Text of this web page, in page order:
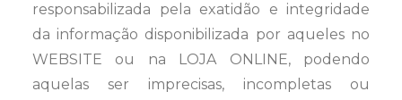
responsabilizada pela exatidão e integridade
da informação disponibilizada por aqueles no
WEBSITE ou na LOJA ONLINE, podendo
aquelas ser imprecisas, incompletas ou